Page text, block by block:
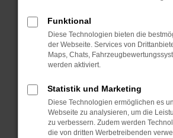
Fenster?
Starte dein Gerät neu.
Das kann manchmal helfen,
Probleme zu beheben.
Betriebssystem auf dem
sind.
Veraltete Software birgt nicht
Sicherheitsrisiko, sondern kann
Funktional
Diese Technologien bieten die
der Webseite. Services von
Maps, Chats,
werden aktiviert.
Statistik und Marketing
Diese Technologien ermöglichen es
Webseite zu analysieren, um die
zu verbessern. Zudem werden
die von dritten Werbetreibenden